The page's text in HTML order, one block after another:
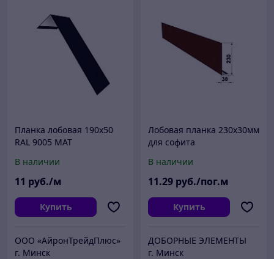
Планка лобовая 190х50
RAL 9005 МАТ
В наличии
11 руб./м
Купить
ООО «АйронТрейдПлюс»
г. Минск
Лобовая планка 230х30мм
для софита
В наличии
11.29 руб./пог.м
Купить
ДОБОРНЫЕ ЭЛЕМЕНТЫ
г. Минск